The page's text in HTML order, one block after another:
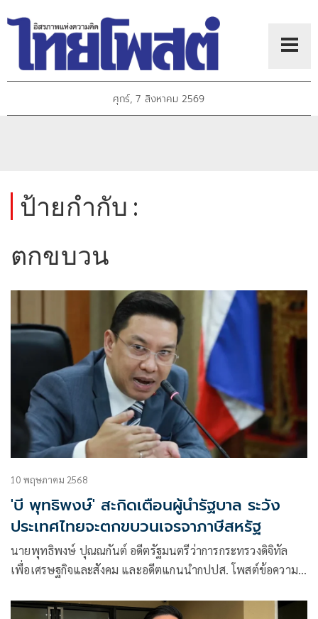
ศุกร์, 7 สิงหาคม 2569
ป้ายกำกับ :
ตกขบวน
10 พฤษภาคม 2568
'บี พุทธิพงษ์' สะกิดเตือนผู้นำรัฐบาล ระวัง
ประเทศไทยจะตกขบวนเจรจาภาษีสหรัฐ
นายพุทธิพงษ์ ปุณณกันต์ อดีตรัฐมนตรีว่าการกระทรวงดิจิทัล
เพื่อเศรษฐกิจและสังคม และอดีตแกนนำกปปส. โพสต์ข้อความ